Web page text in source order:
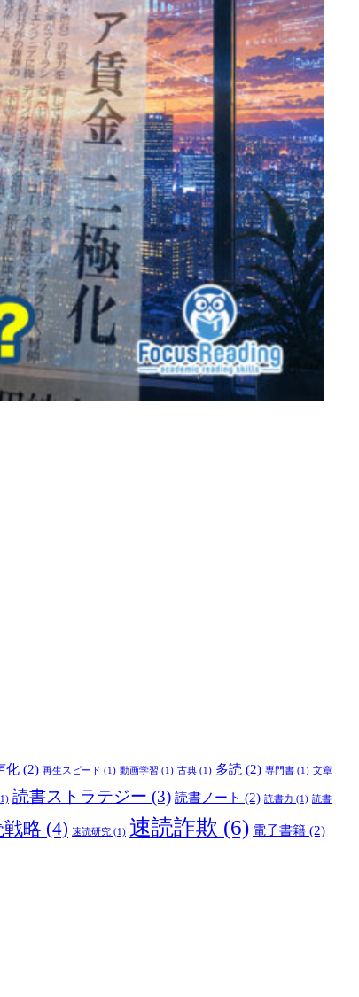
化 (2) 再生スピード (1) 動画学習 (1) 古典 (1) 多読 (2) 専門書 (1) 文章
読書ストラテジー (3) 読書ノート (2) 読書力 (1) 読書
略 (4) 速読研究 (1) 速読詐欺 (6) 電子書籍 (2)